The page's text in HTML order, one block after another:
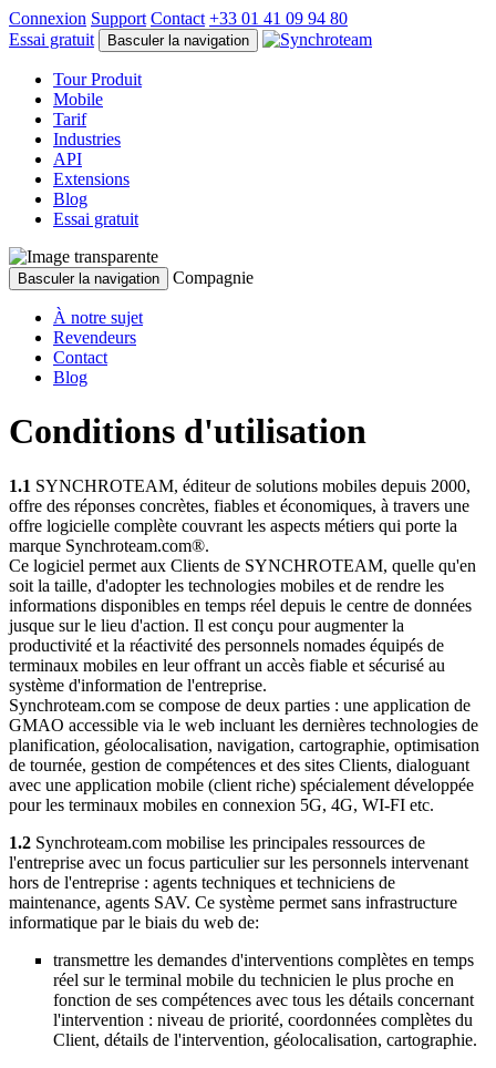
Connexion Support Contact +33 01 41 09 94 80
Essai gratuit
Basculer la navigation
Tour Produit
Mobile
Tarif
Industries
API
Extensions
Blog
Essai gratuit
Basculer la navigation Compagnie
À notre sujet
Revendeurs
Contact
Blog
Conditions d'utilisation
1.1 SYNCHROTEAM, éditeur de solutions mobiles depuis 2000,
offre des réponses concrètes, fiables et économiques, à travers une
offre logicielle complète couvrant les aspects métiers qui porte la
marque Synchroteam.com®.
Ce logiciel permet aux Clients de SYNCHROTEAM, quelle qu'en
soit la taille, d'adopter les technologies mobiles et de rendre les
informations disponibles en temps réel depuis le centre de données
jusque sur le lieu d'action. Il est conçu pour augmenter la
productivité et la réactivité des personnels nomades équipés de
terminaux mobiles en leur offrant un accès fiable et sécurisé au
système d'information de l'entreprise.
Synchroteam.com se compose de deux parties : une application de
GMAO accessible via le web incluant les dernières technologies de
planification, géolocalisation, navigation, cartographie, optimisation
de tournée, gestion de compétences et des sites Clients, dialoguant
avec une application mobile (client riche) spécialement développée
pour les terminaux mobiles en connexion 5G, 4G, WI-FI etc.
1.2 Synchroteam.com mobilise les principales ressources de
l'entreprise avec un focus particulier sur les personnels intervenant
hors de l'entreprise : agents techniques et techniciens de
maintenance, agents SAV. Ce système permet sans infrastructure
informatique par le biais du web de:
transmettre les demandes d'interventions complètes en temps
réel sur le terminal mobile du technicien le plus proche en
fonction de ses compétences avec tous les détails concernant
l'intervention : niveau de priorité, coordonnées complètes du
Client, détails de l'intervention, géolocalisation, cartographie.